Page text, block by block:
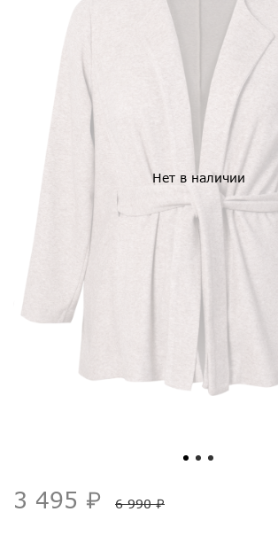
Нет в наличии
3 495 ₽ 6 990 ₽